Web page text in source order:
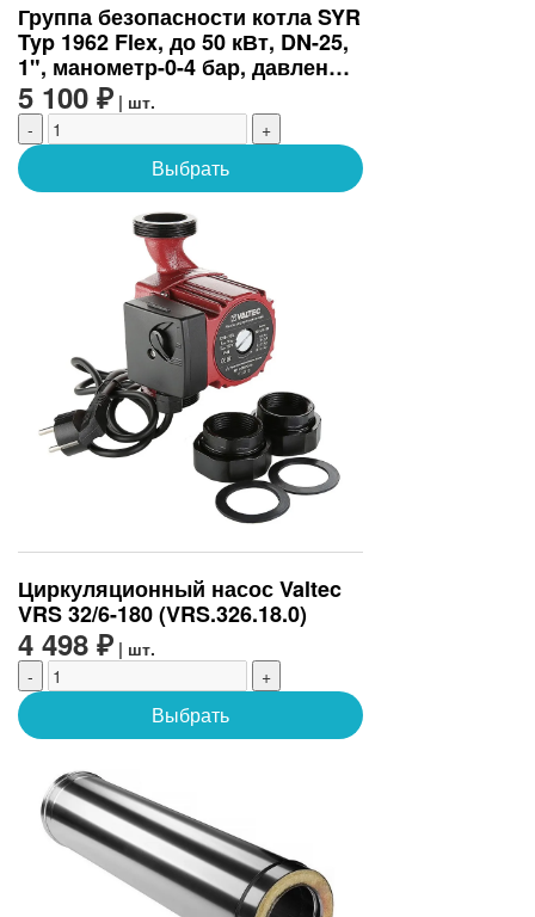
Группа безопасности котла SYR
Typ 1962 Flex, до 50 кВт, DN-25,
1", манометр-0-4 бар, давление
срабатывания, бар-3
(1962.25.023)
5 100 ₽ | шт.
-
+
Выбрать
Циркуляционный насос Valtec
VRS 32/6-180 (VRS.326.18.0)
4 498 ₽ | шт.
-
+
Выбрать